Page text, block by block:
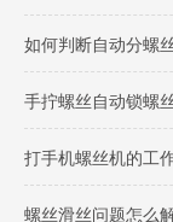
如何判断自动分螺
手拧螺丝自动锁螺
打手机螺丝机的工
螺丝滑丝问题怎么